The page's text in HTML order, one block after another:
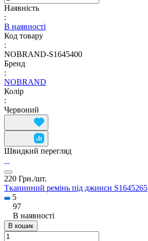
Наявність
:
В наявності
Код товару
:
NOBRAND-S1645400
Бренд
:
NOBRAND
Колір
:
Червоний
Швидкий перегляд
220 Грн./шт.
Тканинний ремінь під джинси S1645265
5
97
В наявності
В кошик